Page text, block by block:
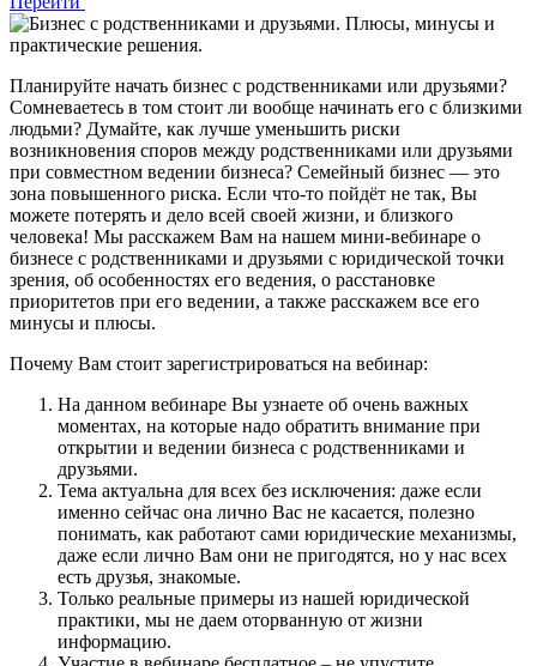
Планируйте начать бизнес с родственниками или друзьями?
Сомневаетесь в том стоит ли вообще начинать его с близкими
людьми? Думайте, как лучше уменьшить риски
возникновения споров между родственниками или друзьями
при совместном ведении бизнеса? Семейный бизнес — это
зона повышенного риска. Если что-то пойдёт не так, Вы
можете потерять и дело всей своей жизни, и близкого
человека! Мы расскажем Вам на нашем мини-вебинаре о
бизнесе с родственниками и друзьями с юридической точки
зрения, об особенностях его ведения, о расстановке
приоритетов при его ведении, а также расскажем все его
минусы и плюсы.
Почему Вам стоит зарегистрироваться на вебинар:
На данном вебинаре Вы узнаете об очень важных
моментах, на которые надо обратить внимание при
открытии и ведении бизнеса с родственниками и
друзьями.
Тема актуальна для всех без исключения: даже если
именно сейчас она лично Вас не касается, полезно
понимать, как работают сами юридические механизмы,
даже если лично Вам они не пригодятся, но у нас всех
есть друзья, знакомые.
Только реальные примеры из нашей юридической
практики, мы не даем оторванную от жизни
информацию.